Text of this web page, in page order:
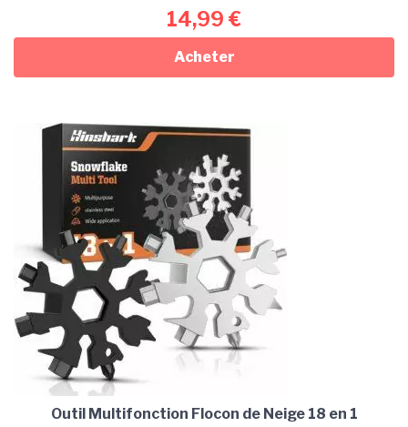
14,99 €
Acheter
Outil Multifonction Flocon de Neige 18 en 1